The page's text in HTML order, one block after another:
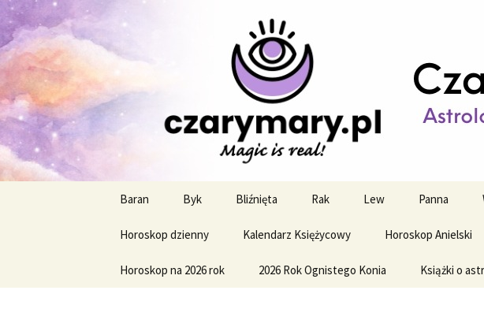
CzaroMarowy
miesięczny i
Profesjonalne przepowiednie astrologiczne
treści
Baran Byk Bliźnięta Rak Lew Panna
Horoskop dzienny Kalendarz Księżycowy Horoskop Anielski
Horoskop na 2026 rok 2026 Rok Ognistego Konia Książki o